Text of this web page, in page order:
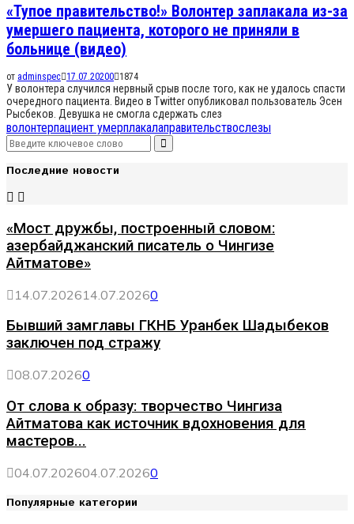
«Тупое правительство!» Волонтер заплакала из-за
умершего пациента, которого не приняли в
больнице (видео)
от adminspec 17.07.20200 1874
У волонтера случился нервный срыв после того, как не удалось спасти
очередного пациента. Видео в Twitter опубликовал пользователь Эсен
Рысбеков. Девушка не смогла сдержать слез
волонтерпациент умерплакалаправительствослезы
Search
Search
Последние новости
«Мост дружбы, построенный словом:
азербайджанский писатель о Чингизе
Айтматове»
14.07.202614.07.20260
Бывший замглавы ГКНБ Уранбек Шадыбеков
заключен под стражу
08.07.20260
От слова к образу: творчество Чингиза
Айтматова как источник вдохновения для
мастеров...
04.07.202604.07.20260
Популярные категории